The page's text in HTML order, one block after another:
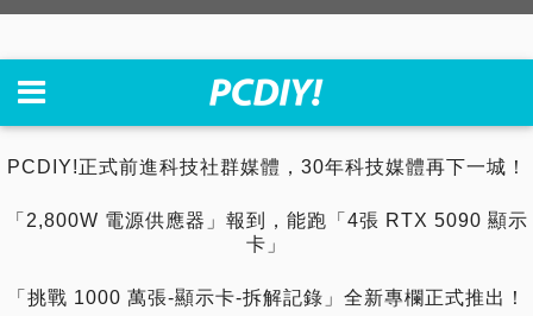
PCDIY!正式前進科技社群媒體，30年科技媒體再下一城！
「2,800W 電源供應器」報到，能跑「4張 RTX 5090 顯示
卡」
「挑戰 1000 萬張-顯示卡-拆解記錄」全新專欄正式推出！